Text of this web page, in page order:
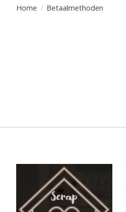
Home / Betaalmethoden